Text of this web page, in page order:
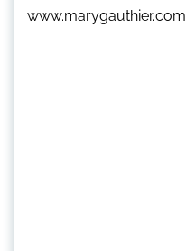
www.marygauthier.com